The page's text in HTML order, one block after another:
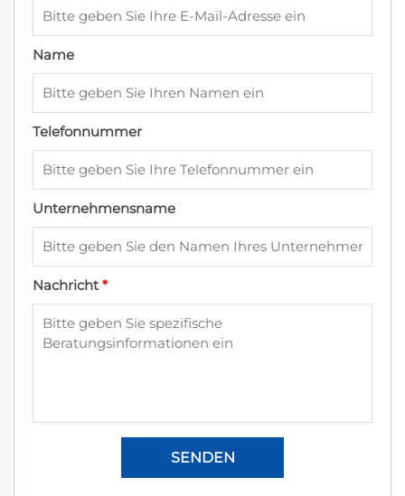
Name
Telefonnummer
Unternehmensname
Nachricht *
SENDEN